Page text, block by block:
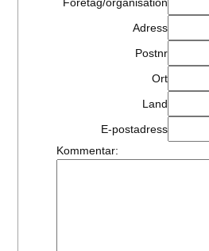
Adress
Postnr
Ort
Land
E-postadress
Kommentar: